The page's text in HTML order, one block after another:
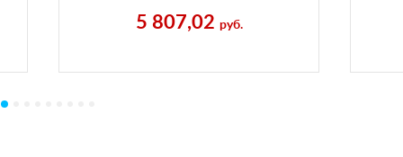
5 807,02 руб.